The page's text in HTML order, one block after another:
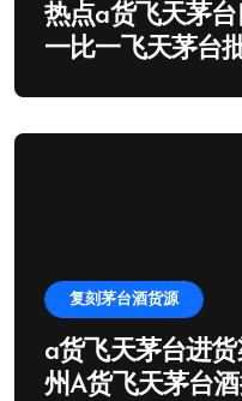
热点a货飞天茅
一比一飞天茅台
复刻茅台酒货源
a货飞天茅台进
州A货飞天茅台